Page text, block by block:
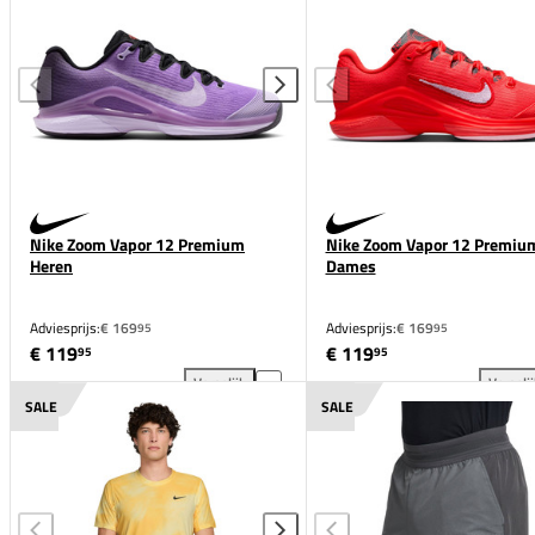
Nike Zoom Vapor 12 Premium
Heren
Adviesprijs:€ 16995
€ 11995
Vergelijk
Nike Zoom Vapor 12 Premium Heren toevoegen
Nike Zoom Vapor 12
Dames
Adviesprijs:€ 16995
€ 11995
SALE SALE